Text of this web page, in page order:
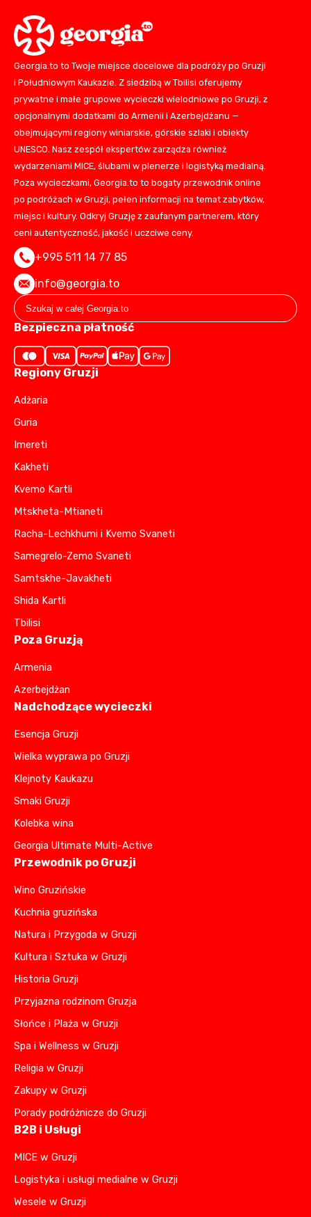
Georgia.to to Twoje miejsce docelowe dla podróży po Gruzji
i Południowym Kaukazie. Z siedzibą w Tbilisi oferujemy
prywatne i małe grupowe wycieczki wielodniowe po Gruzji, z
opcjonalnymi dodatkami do Armenii i Azerbejdżanu —
obejmującymi regiony winiarskie, górskie szlaki i obiekty
UNESCO. Nasz zespół ekspertów zarządza również
wydarzeniami MICE, ślubami w plenerze i logistyką medialną.
Poza wycieczkami, Georgia.to to bogaty przewodnik online
po podróżach w Gruzji, pełen informacji na temat zabytków,
miejsc i kultury. Odkryj Gruzję z zaufanym partnerem, który
ceni autentyczność, jakość i uczciwe ceny.
+995 511 14 77 85
info@georgia.to
Bezpieczna płatność
Regiony Gruzji
Adżaria
Guria
Imereti
Kakheti
Kvemo Kartli
Mtskheta-Mtianeti
Racha-Lechkhumi i Kvemo Svaneti
Samegrelo-Zemo Svaneti
Samtskhe-Javakheti
Shida Kartli
Tbilisi
Poza Gruzją
Armenia
Azerbejdżan
Nadchodzące wycieczki
Esencja Gruzji
Wielka wyprawa po Gruzji
Klejnoty Kaukazu
Smaki Gruzji
Kolebka wina
Georgia Ultimate Multi-Active
Przewodnik po Gruzji
Wino Gruzińskie
Kuchnia gruzińska
Natura i Przygoda w Gruzji
Kultura i Sztuka w Gruzji
Historia Gruzji
Przyjazna rodzinom Gruzja
Słońce i Plaża w Gruzji
Spa i Wellness w Gruzji
Religia w Gruzji
Zakupy w Gruzji
Porady podróżnicze do Gruzji
B2B i Usługi
MICE w Gruzji
Logistyka i usługi medialne w Gruzji
Wesele w Gruzji